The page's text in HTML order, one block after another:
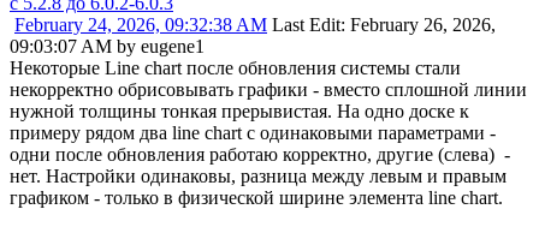
February 24, 2026, 09:32:38 AM Last Edit: February 26, 2026,
09:03:07 AM by eugene1
Некоторые Line chart после обновления системы стали
некорректно обрисовывать графики - вместо сплошной линии
нужной толщины тонкая прерывистая. На одно доске к
примеру рядом два line chart c одинаковыми параметрами -
одни после обновления работаю корректно, другие (слева) -
нет. Настройки одинаковы, разница между левым и правым
графиком - только в физической ширине элемента line chart.